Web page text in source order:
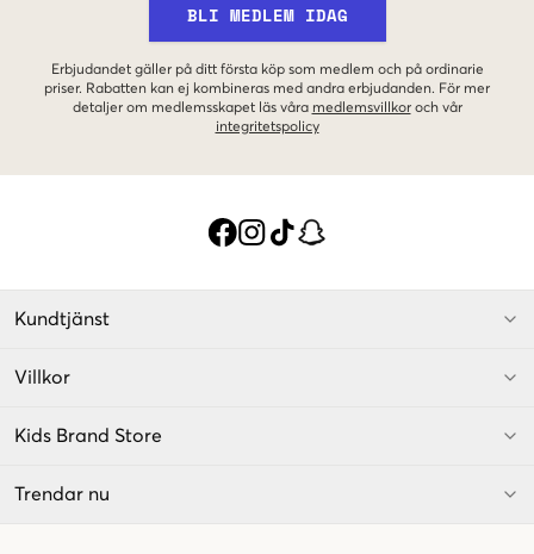
BLI MEDLEM IDAG
Erbjudandet gäller på ditt första köp som medlem och på ordinarie
priser. Rabatten kan ej kombineras med andra erbjudanden. För mer
detaljer om medlemsskapet läs våra medlemsvillkor och vår
integritetspolicy
Kundtjänst
Villkor
Kids Brand Store
Trendar nu